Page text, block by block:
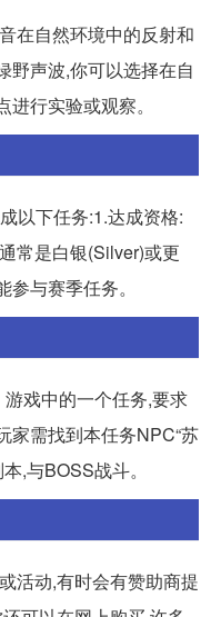
在自然环境中的反射和
野声波,你可以选择在自
行实验或观察。
以下任务:1.达成资格:
常是白银(Silver)或更
与赛季任务。
戏中的一个任务,要求
家需找到本任务NPC“苏
,与BOSS战斗。
活动,有时会有赞助商提